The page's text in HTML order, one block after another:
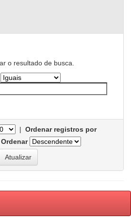
o resultado de busca.
| Ordenar registros por
Ordenar